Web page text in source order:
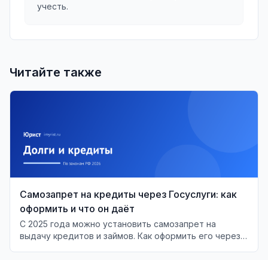
учесть.
Читайте также
Самозапрет на кредиты через Госуслуги: как
оформить и что он даёт
С 2025 года можно установить самозапрет на
выдачу кредитов и займов. Как оформить его через